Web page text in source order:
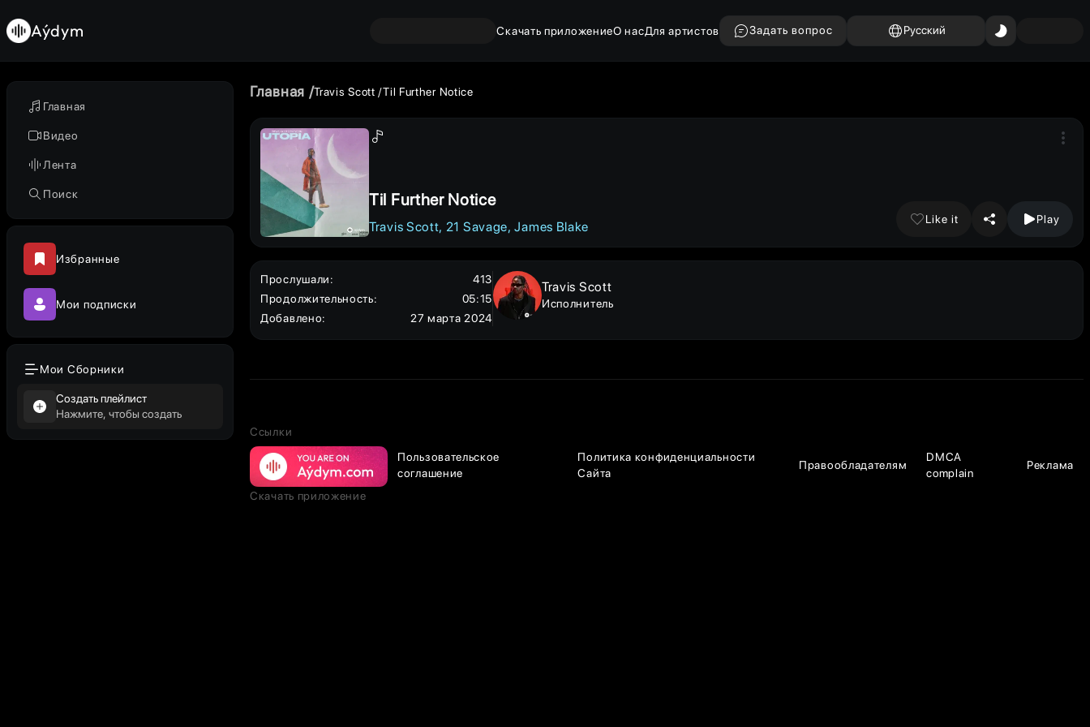
Главная
Видео
Лента
Поиск
Избранные
Мои подписки
Мои Сборники
Создать плейлист
Нажмите, чтобы создать
Aýdym Скачать приложениеО насДля артистов Задать вопрос Русский
Главная Travis Scott Til Further Notice
Til Further Notice
Travis Scott 21 Savage James Blake
Like it Play
Прослушали:
413
Продолжительность:
05:15
Добавлено: 27 марта 2024
Travis Scott
Исполнитель
Ссылки
Пользовательское
соглашение
Политика конфиденциальности
Сайта
Правообладателям
DMCA
complain
Реклама
Скачать приложение